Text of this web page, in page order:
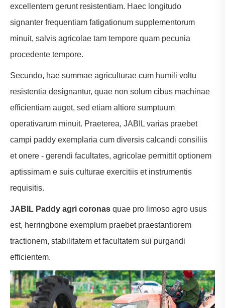
excellentem gerunt resistentiam. Haec longitudo
signanter frequentiam fatigationum supplementorum
minuit, salvis agricolae tam tempore quam pecunia
procedente tempore.
Secundo, hae summae agriculturae cum humili voltu
resistentia designantur, quae non solum cibus machinae
efficientiam auget, sed etiam altiore sumptuum
operativarum minuit. Praeterea, JABIL varias praebet
campi paddy exemplaria cum diversis calcandi consiliis
et onere - gerendi facultates, agricolae permittit optionem
aptissimam e suis culturae exercitiis et instrumentis
requisitis.
JABIL Paddy agri coronas quae pro limoso agro usus
est, herringbone exemplum praebet praestantiorem
tractionem, stabilitatem et facultatem sui purgandi
efficientem.